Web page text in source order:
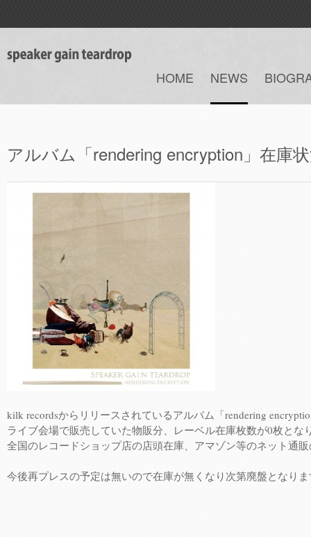
HOME NEWS
アルバム「rendering encryption」在庫
kilk recordsからリリースされているアルバム「rendering
ライブ会場で販売していた物販分、レーベル在庫枚数が0枚とな
全国のレコードショップ店の店頭在庫、アマゾン等のネット通
今後再プレスの予定は無いので在庫が無くなり次第廃盤となり